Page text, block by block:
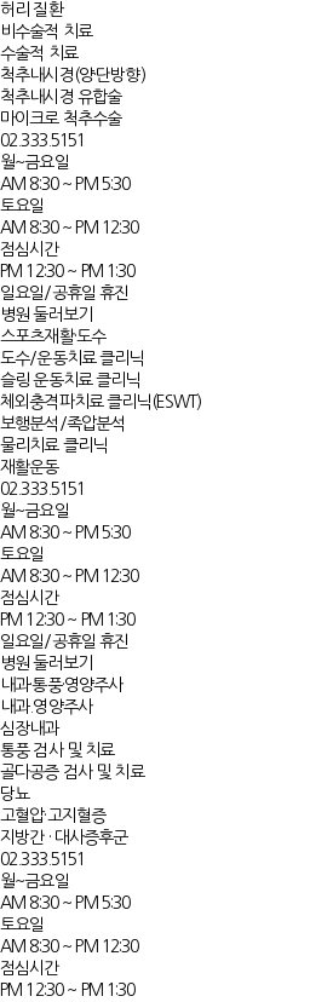
허리 질환
비수술적 치료
수술적 치료
척추내시경(양·단방향)
척추내시경 유합술
마이크로 척추수술
02.333.5151
월~금요일
AM 8:30 ~ PM 5:30
토요일
AM 8:30 ~ PM 12:30
점심시간
PM 12:30 ~ PM 1:30
일요일/공휴일 휴진
병원 둘러보기
스포츠재활·도수
도수/운동치료 클리닉
슬링 운동치료 클리닉
체외충격파치료 클리닉(ESWT)
보행분석/족압분석
물리치료 클리닉
재활운동
02.333.5151
월~금요일
AM 8:30 ~ PM 5:30
토요일
AM 8:30 ~ PM 12:30
점심시간
PM 12:30 ~ PM 1:30
일요일/공휴일 휴진
병원 둘러보기
내과·통풍·영양주사
내과.영양주사
심장내과
통풍 검사 및 치료
골다공증 검사 및 치료
당뇨
고혈압·고지혈증​
지방간 · 대사증후군​
02.333.5151
월~금요일
AM 8:30 ~ PM 5:30
토요일
AM 8:30 ~ PM 12:30
점심시간
PM 12:30 ~ PM 1:30